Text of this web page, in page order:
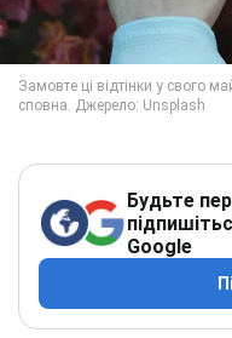
Будьте
Google